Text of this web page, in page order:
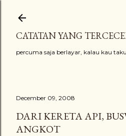
CATATAN YANG
percuma saja berlayar, kalau kau
December 09, 2008
DARI KERETA API,
ANGKOT